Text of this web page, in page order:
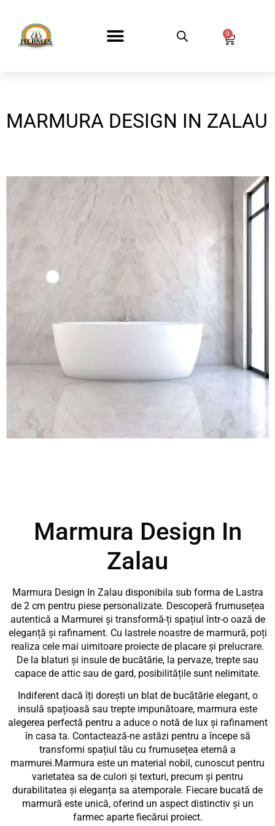
0
MARMURA DESIGN IN ZALAU
Marmura Design In
Zalau
Marmura Design In Zalau disponibila sub forma de Lastra
de 2 cm pentru piese personalizate. Descoperă frumusețea
autentică a Marmurei și transformă-ți spațiul într-o oază de
eleganță și rafinament. Cu lastrele noastre de marmură, poți
realiza cele mai uimitoare proiecte de placare și prelucrare.
De la blaturi și insule de bucătărie, la pervaze, trepte sau
capace de attic sau de gard, posibilitățile sunt nelimitate.
Indiferent dacă îți dorești un blat de bucătărie elegant, o
insulă spațioasă sau trepte impunătoare, marmura este
alegerea perfectă pentru a aduce o notă de lux și rafinament
în casa ta. Contactează-ne astăzi pentru a începe să
transformi spațiul tău cu frumusețea eternă a
marmurei.Marmura este un material nobil, cunoscut pentru
varietatea sa de culori și texturi, precum și pentru
durabilitatea și eleganța sa atemporale. Fiecare bucată de
marmură este unică, oferind un aspect distinctiv și un
farmec aparte fiecărui proiect.